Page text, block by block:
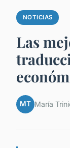
NOTICIAS
Las
MT María